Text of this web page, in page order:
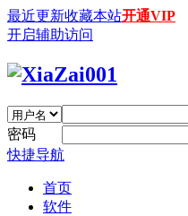
最近更新收藏本站开通VIP
开启辅助访问
密码
快捷导航
首页
软件